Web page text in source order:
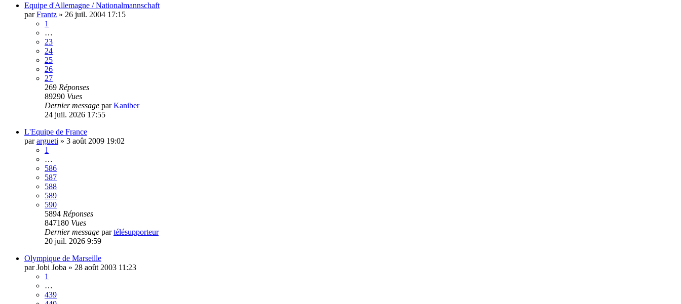
Equipe d'Allemagne / Nationalmannschaft
parFrantz » 26 juil. 2004 17:15
1
…
23
24
25
26
27
269 Réponses
89290 Vues
Dernier message parKaniber
24 juil. 2026 17:55
L'Equipe de France
parargueti » 3 août 2009 19:02
1
…
586
587
588
589
590
5894 Réponses
847180 Vues
Dernier message partélésupporteur
20 juil. 2026 9:59
Olympique de Marseille
parJobi Joba » 28 août 2003 11:23
1
…
439